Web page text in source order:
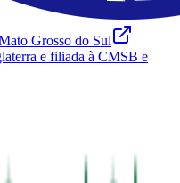
Grosso do Sul
e filiada à CMSB e